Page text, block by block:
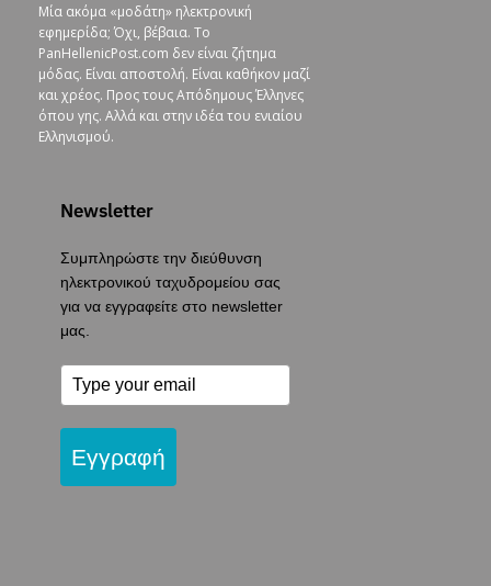
Μία ακόμα «μοδάτη» ηλεκτρονική
εφημερίδα; Όχι, βέβαια. To
PanHellenicPost.com δεν είναι ζήτημα
μόδας. Είναι αποστολή. Είναι καθήκον μαζί
και χρέος. Προς τους Απόδημους Έλληνες
όπου γης. Αλλά και στην ιδέα του ενιαίου
Ελληνισμού.
Newsletter
Συμπληρώστε την διεύθυνση
ηλεκτρονικού ταχυδρομείου σας
για να εγγραφείτε στο newsletter
μας.
Εγγραφή